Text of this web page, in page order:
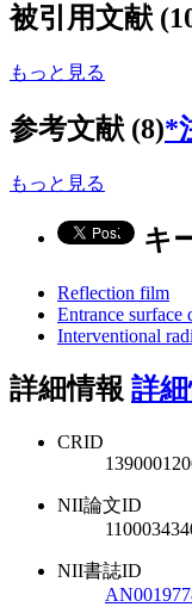
被引用文献
もっと見る
参考文献 (8)*
もっと見る
キ
Reflection film
Entrance surface
Interventional
詳細情報 詳
CRID
NII論文ID
NII書誌ID